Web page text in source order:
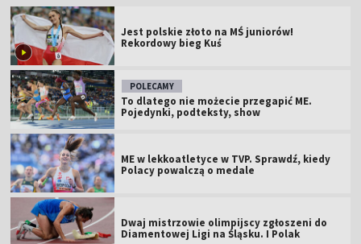
Jest polskie złoto na MŚ juniorów!
Rekordowy bieg Kuś
POLECAMY
To dlatego nie możecie przegapić ME.
Pojedynki, podteksty, show
ME w lekkoatletyce w TVP. Sprawdź, kiedy
Polacy powalczą o medale
Dwaj mistrzowie olimpijscy zgłoszeni do
Diamentowej Ligi na Śląsku. I Polak